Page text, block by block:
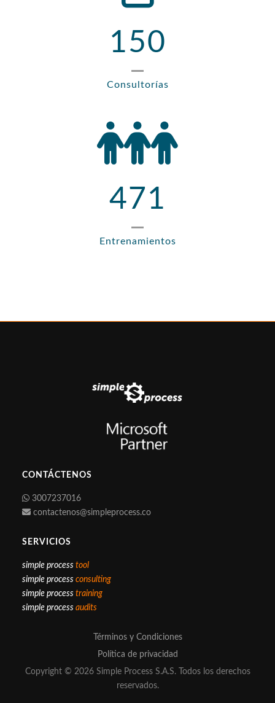
150
Consultorías
471
Entrenamientos
CONTÁCTENOS
3007237016
contactenos@simpleprocess.co
SERVICIOS
simple processtool
simple processconsulting
simple processtraining
simple processaudits
Términos y Condiciones
Política de privacidad
Copyright © 2026 Simple Process S.A.S. Todos los derechos
reservados.